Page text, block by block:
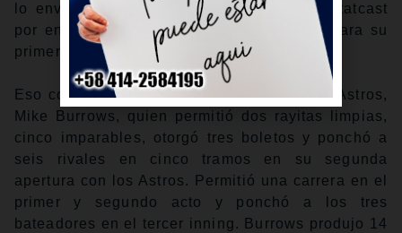
lo envió a unos 402 pies estimados por Statcast
por encima del muro del jardín izquierdo para su
primer jonrón de la temporada.
Eso convirtió en ganador al abridor de los Astros,
Mike Burrows, quien permitió dos rayitas limpias,
cinco imparables, otorgó tres boletos y ponchó a
seis rivales en cinco tramos en su segunda
apertura con los Astros. Permitió una carrera en el
primer y segundo acto y ponchó a los tres
bateadores en el tercer inning. Burrows produjo 14